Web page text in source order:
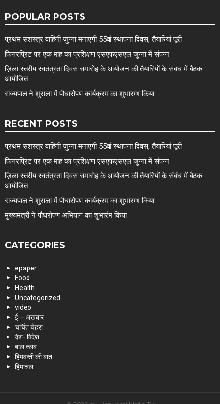
POPULAR POSTS
प्रथम सशस्त्र वाहिनी जुन्गा मनाएगी 55वां स्थापना दिवस, तैयारियां पूरी
फिंगरप्रिंट पर एक माह का प्रशिक्षण एसएफएसएल जुन्गा में संपन्न
ज़िला स्तरीय स्वतंत्रता दिवस समारोह के आयोजन की तैयारियों के संबंध में बैठक
आयोजित
राज्यपाल ने शुराला में पौधारोपण कार्यक्रम का शुभारम्भ किया
RECENT POSTS
प्रथम सशस्त्र वाहिनी जुन्गा मनाएगी 55वां स्थापना दिवस, तैयारियां पूरी
फिंगरप्रिंट पर एक माह का प्रशिक्षण एसएफएसएल जुन्गा में संपन्न
ज़िला स्तरीय स्वतंत्रता दिवस समारोह के आयोजन की तैयारियों के संबंध में बैठक
आयोजित
राज्यपाल ने शुराला में पौधारोपण कार्यक्रम का शुभारम्भ किया
मुख्यमंत्री ने पौधरोपण अभियान का शुभारंभ किया
CATEGORIES
epaper
Food
Health
Uncategorized
video
ई – अखबार
चर्चित चेहरा
देश- विदेश
बाल क्लब
हिमवन्ती की बात
हिमाचल